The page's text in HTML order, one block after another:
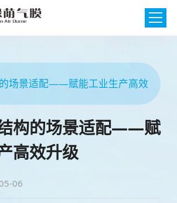
场景适配——赋能工业生产高效
构的场景适配——赋
高效升级
06